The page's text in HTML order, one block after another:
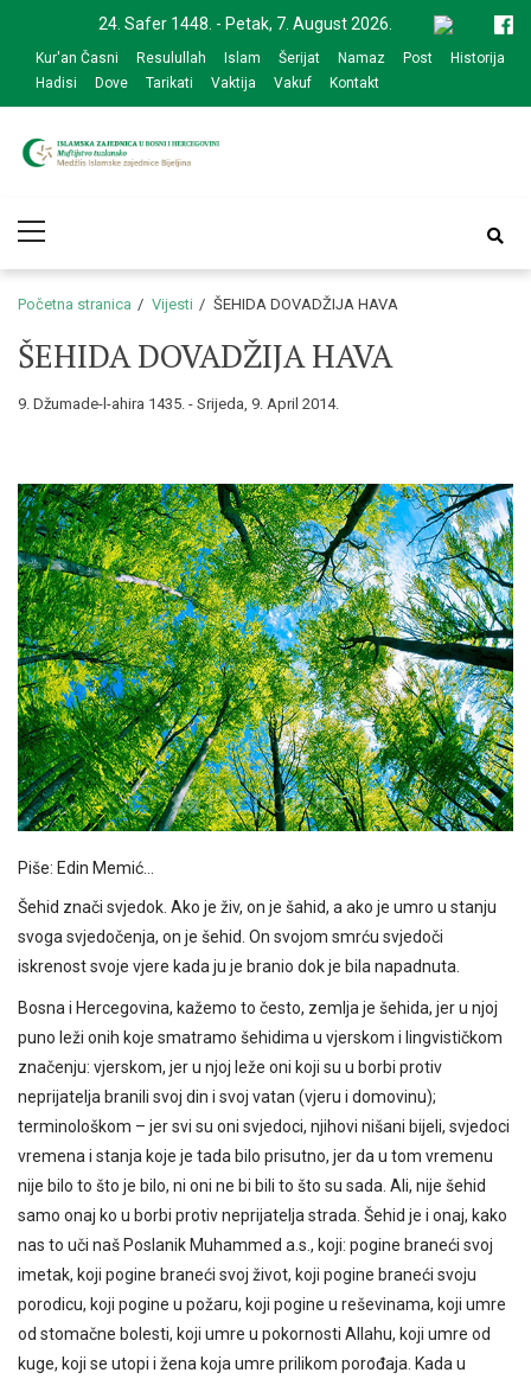
navigation
content
24. Safer 1448. - Petak, 7. August 2026.
Kur'an Časni Resulullah Islam Šerijat Namaz Post
Historija
Hadisi
Dove Tarikati Vaktija Vakuf Kontakt
zajednice Bijeljina
Menu
Početna stranica Vijesti ŠEHIDA DOVADŽIJA HAVA
ŠEHIDA DOVADŽIJA HAVA
9. Džumade-l-ahira 1435. - Srijeda, 9. April 2014.
Piše: Edin Memić…
Šehid znači svjedok. Ako je živ, on je šahid, a ako je umro u stanju
svoga svjedočenja, on je šehid. On svojom smrću svjedoči
iskrenost svoje vjere kada ju je branio dok je bila napadnuta.
Bosna i Hercegovina, kažemo to često, zemlja je šehida, jer u njoj
puno leži onih koje smatramo šehidima u vjerskom i lingvističkom
značenju: vjerskom, jer u njoj leže oni koji su u borbi protiv
neprijatelja branili svoj din i svoj vatan (vjeru i domovinu);
terminološkom – jer svi su oni svjedoci, njihovi nišani bijeli, svjedoci
vremena i stanja koje je tada bilo prisutno, jer da u tom vremenu
nije bilo to što je bilo, ni oni ne bi bili to što su sada. Ali, nije šehid
samo onaj ko u borbi protiv neprijatelja strada. Šehid je i onaj, kako
nas to uči naš Poslanik Muhammed a.s., koji: pogine braneći svoj
imetak, koji pogine braneći svoj život, koji pogine braneći svoju
porodicu, koji pogine u požaru, koji pogine u reševinama, koji umre
od stomačne bolesti, koji umre u pokornosti Allahu, koji umre od
kuge, koji se utopi i žena koja umre prilikom porođaja. Kada u